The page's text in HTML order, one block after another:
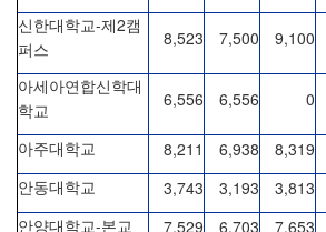
신한대학교-제 2캠
퍼스
8,523 7,500 9,100
아세아연합신학대
학교
6,556 6,556 0
아주대학교 8,211 6,938 8,319
안동대학교 3,743 3,193 3,813
안양대학교-본교 7,529 6,703 7,653